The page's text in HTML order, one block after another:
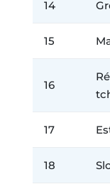
14
15
16
17
18